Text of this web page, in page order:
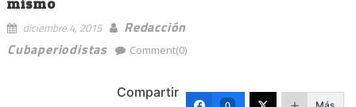
mismo
diciembre 4, 2015
Redacción
Cubaperiodistas
Comment(0)
Compartir